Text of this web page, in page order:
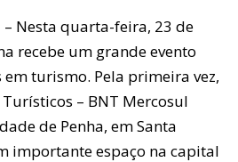
Nesta quarta-feira, 23 de
recebe um grande evento
turismo. Pela primeira vez,
– BNT Mercosul
de Penha, em Santa
importante espaço na capital